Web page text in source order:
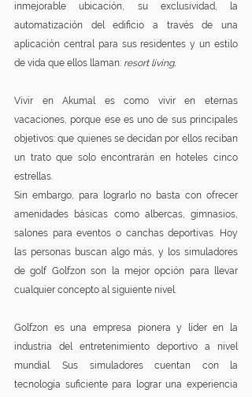
inmejorable ubicación, su exclusividad, la
automatización del edificio a través de una
aplicación central para sus residentes y un estilo
de vida que ellos llaman: resort living.
Vivir en Akumal es como vivir en eternas
vacaciones, porque ese es uno de sus principales
objetivos: que quienes se decidan por ellos reciban
un trato que solo encontrarán en hoteles cinco
estrellas.
Sin embargo, para lograrlo no basta con ofrecer
amenidades básicas como albercas, gimnasios,
salones para eventos o canchas deportivas. Hoy
las personas buscan algo más, y los simuladores
de golf Golfzon son la mejor opción para llevar
cualquier concepto al siguiente nivel.
Golfzon es una empresa pionera y líder en la
industria del entretenimiento deportivo a nivel
mundial. Sus simuladores cuentan con la
tecnología suficiente para lograr una experiencia